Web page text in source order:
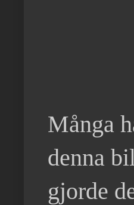
Många
denna
gjorde